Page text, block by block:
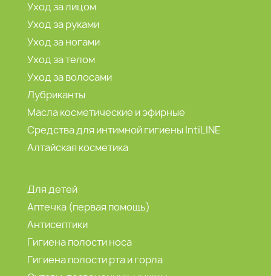
Уход за лицом
Уход за руками
Уход за ногами
Уход за телом
Уход за волосами
Лубриканты
Масла косметические и эфирные
Средства для интимной гигиены IntiLINE
Алтайская косметика
Для детей
Аптечка (первая помощь)
Антисептики
Гигиена полости носа
Гигиена полости рта и горла